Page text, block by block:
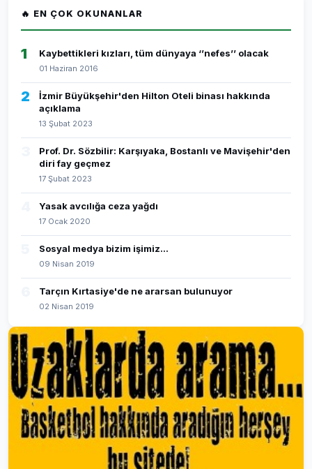
🔥 EN ÇOK OKUNANLAR
1 Kaybettikleri kızları, tüm dünyaya ‘’nefes’’ olacak
01 Haziran 2016
2
İzmir Büyükşehir'den Hilton Oteli binası hakkında
açıklama
13 Şubat 2023
Prof. Dr. Sözbilir: Karşıyaka, Bostanlı ve Mavişehir'den
diri fay geçmez
17 Şubat 2023
Yasak avcılığa ceza yağdı
17 Ocak 2020
Sosyal medya bizim işimiz...
09 Nisan 2019
Tarçın Kırtasiye'de ne ararsan bulunuyor
02 Nisan 2019